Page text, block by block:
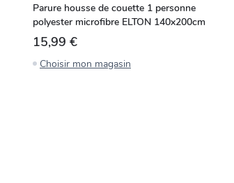
Parure housse de couette 1 personne
polyester microfibre ELTON 140x200cm
15,99 €
Choisir mon magasin